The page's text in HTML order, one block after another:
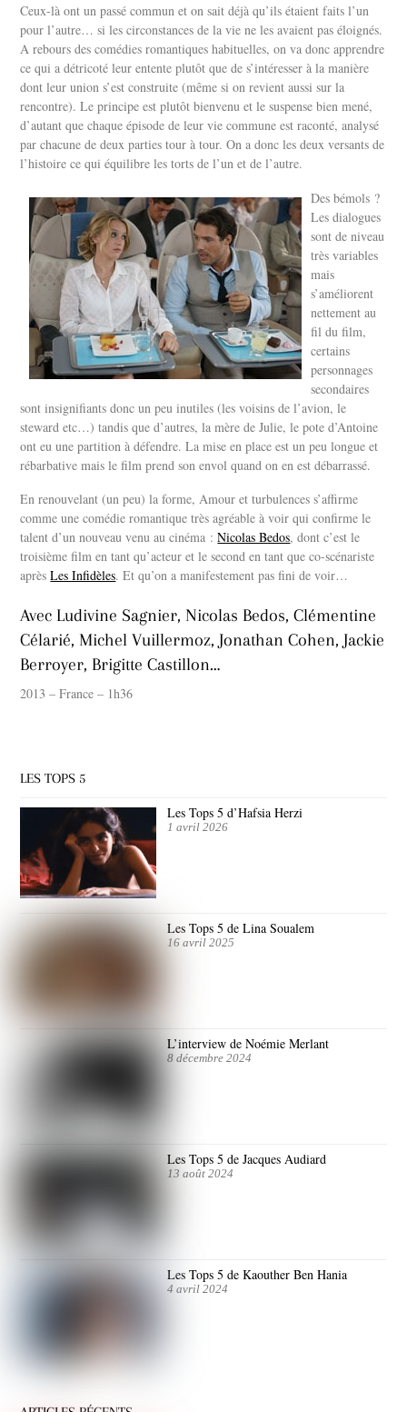
Ceux-là ont un passé commun et on sait déjà qu’ils étaient faits l’un
pour l’autre… si les circonstances de la vie ne les avaient pas éloignés.
A rebours des comédies romantiques habituelles, on va donc apprendre
ce qui a détricoté leur entente plutôt que de s’intéresser à la manière
dont leur union s’est construite (même si on revient aussi sur la
rencontre). Le principe est plutôt bienvenu et le suspense bien mené,
d’autant que chaque épisode de leur vie commune est raconté, analysé
par chacune de deux parties tour à tour. On a donc les deux versants de
l’histoire ce qui équilibre les torts de l’un et de l’autre.
Des bémols ?
Les dialogues
sont de niveau
très variables
mais
s’améliorent
nettement au
fil du film,
certains
personnages
secondaires
sont insignifiants donc un peu inutiles (les voisins de l’avion, le
steward etc…) tandis que d’autres, la mère de Julie, le pote d’Antoine
ont eu une partition à défendre. La mise en place est un peu longue et
rébarbative mais le film prend son envol quand on en est débarrassé.
En renouvelant (un peu) la forme, Amour et turbulences s’affirme
comme une comédie romantique très agréable à voir qui confirme le
talent d’un nouveau venu au cinéma :Nicolas Bedos, dont c’est le
troisième film en tant qu’acteur et le second en tant que co-scénariste
aprèsLes Infidèles. Et qu’on a manifestement pas fini de voir…
Avec Ludivine Sagnier, Nicolas Bedos, Clémentine
Célarié, Michel Vuillermoz, Jonathan Cohen, Jackie
Berroyer, Brigitte Castillon…
2013 – France – 1h36
LES TOPS 5
Les Tops 5 d’Hafsia Herzi
1 avril 2026
Les Tops 5 de Lina Soualem
16 avril 2025
L’interview de Noémie Merlant
8 décembre 2024
Les Tops 5 de Jacques Audiard
13 août 2024
Les Tops 5 de Kaouther Ben Hania
4 avril 2024